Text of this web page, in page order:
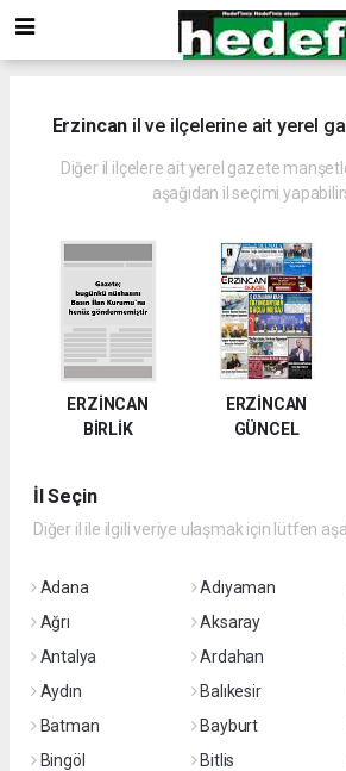
Erzincan il ve ilçelerine ait yerel
Diğer il ilçelere ait yerel gazete
aşağıdan il seçimi
ERZİNCAN
BİRLİK
ERZİNCAN
GÜNCEL
İl Seçin
Diğer il ile ilgili veriye ulaşmak için lütfen
Adana Adıyaman
Ağrı
Aksaray
Antalya
Ardahan
Aydın
Balıkesir
Batman
Bayburt
Bingöl
Bitlis